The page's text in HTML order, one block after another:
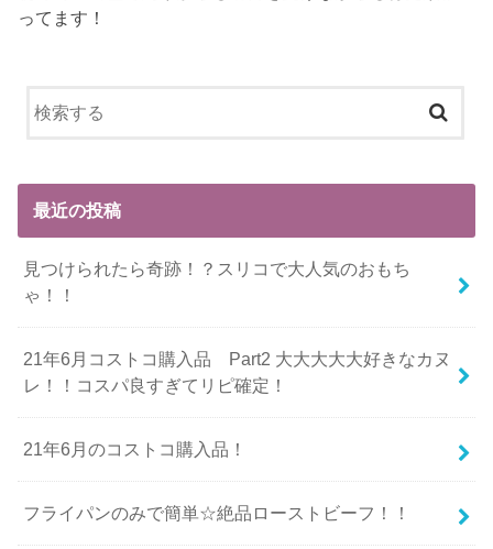
ってます！
最近の投稿
見つけられたら奇跡！？スリコで大人気のおもち
ゃ！！
21年6月コストコ購入品 Part2 大大大大大好きなカヌ
レ！！コスパ良すぎてリピ確定！
21年6月のコストコ購入品！
フライパンのみで簡単☆絶品ローストビーフ！！